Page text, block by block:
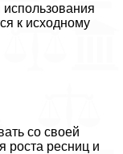
к исходному
со своей
роста ресниц и